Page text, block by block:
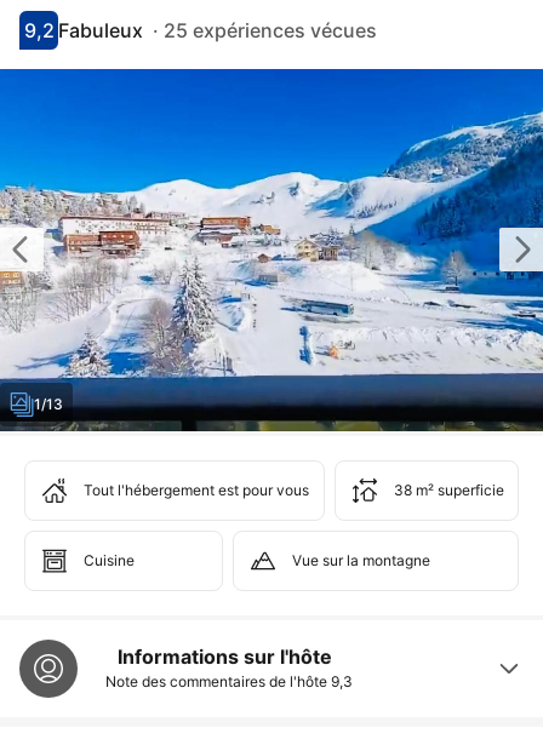
Avec une note de 9.2
9,2
fabuleuxFabuleux · 25 expériences vécues
1/13
Tout l'hébergement est pour vous 38 m² superficie
Cuisine Vue sur la montagne
Informations sur l'hôte
Note des commentaires de l'hôte 9,3